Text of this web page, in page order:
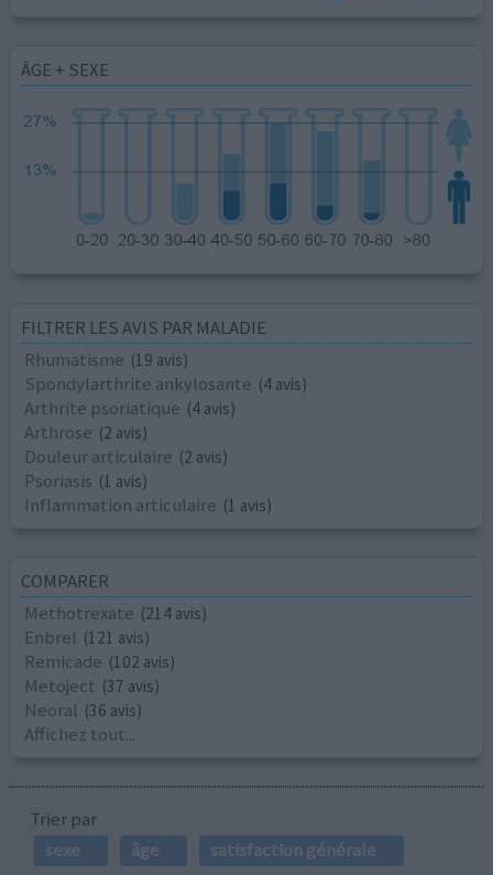
ÂGE + SEXE
FILTRER LES AVIS PAR MALADIE
Rhumatisme (19 avis)
Spondylarthrite ankylosante (4 avis)
Arthrite psoriatique (4 avis)
Arthrose (2 avis)
Douleur articulaire (2 avis)
Psoriasis (1 avis)
Inflammation articulaire (1 avis)
COMPARER
Methotrexate (214 avis)
Enbrel (121 avis)
Remicade (102 avis)
Metoject (37 avis)
Neoral (36 avis)
Affichez tout...
Trier par
sexe
âge satisfaction générale